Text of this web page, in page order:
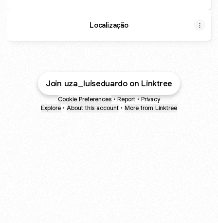
Localização
Join uza_luiseduardo on Linktree
Cookie Preferences • Report • Privacy
Explore • About this account • More from Linktree